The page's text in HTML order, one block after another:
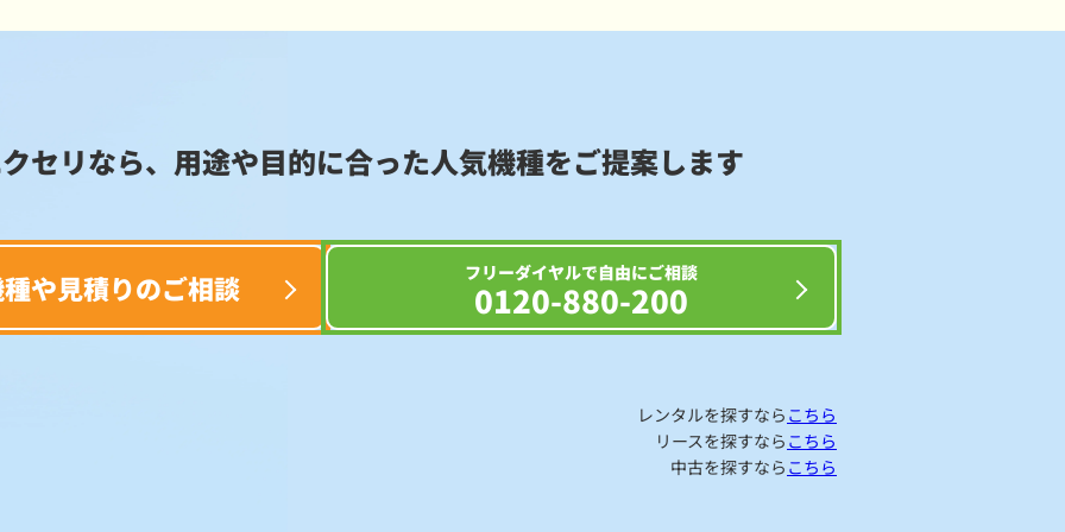
セリなら、用途や目的に合った人気機種をご提案します
や見積りのご相談 フリーダイヤルで自由にご相談
0120-880-200
レンタルを探すなら こちら
リースを探すなら こちら
中古を探すなら こちら